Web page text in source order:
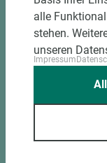
alle
stehen.
unseren
Impressum